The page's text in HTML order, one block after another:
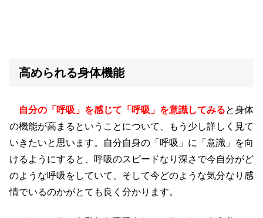
高められる身体機能
自分の「呼吸」を感じて「呼吸」を意識してみると身体
の機能が高まるということについて、もう少し詳しく見て
いきたいと思います。自分自身の「呼吸」に「意識」を向
けるようにすると、呼吸のスピードなり深さで今自分がど
のような呼吸をしていて、そして今どのような気分なり感
情でいるのかがとても良く分かります。